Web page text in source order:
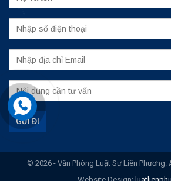
© 2026 - Văn Phòng Luật Sư Liên Phương.